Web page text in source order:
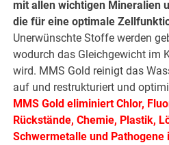
mit allen wichtigen Mineralien
die für eine optimale
Unerwünschte Stoffe werden
wodurch das Gleichgewicht im
wird. MMS Gold reinigt das
auf und restrukturiert und
MMS Gold eliminiert Chlor,
Rückstände, Chemie, Plastik,
Schwermetalle und Pathogene